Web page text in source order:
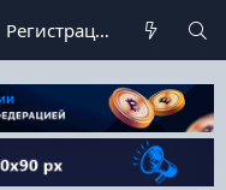
Регистрация